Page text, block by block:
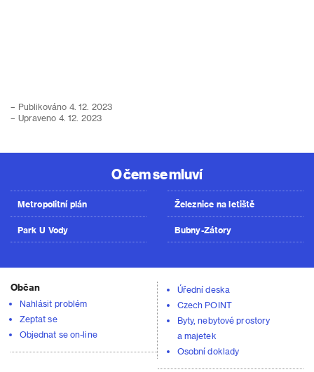
– Publikováno 4. 12. 2023
– Upraveno 4. 12. 2023
O čem se mluví
Metropolitní plán
Park U Vody
Železnice na letiště
Bubny-Zátory
Občan
Nahlásit problém
Zeptat se
Objednat se on-line
Úřední deska
Czech POINT
Byty, nebytové prostory
a majetek
Osobní doklady